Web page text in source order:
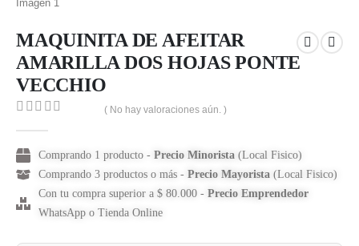
MAQUINITA DE AFEITAR
AMARILLA DOS HOJAS PONTE
VECCHIO
( No hay valoraciones aún. )
Comprando 1 producto - Precio Minorista (Local Fisico)
Comprando 3 productos o más - Precio Mayorista (Local Fisico)
Con tu compra superior a $ 80.000 - Precio Emprendedor
WhatsApp o Tienda Online